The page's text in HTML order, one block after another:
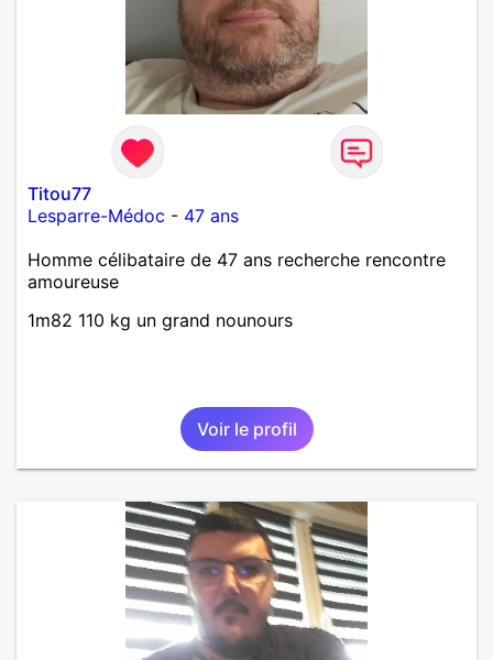
Titou77
Lesparre-Médoc - 47 ans
Homme célibataire de 47 ans recherche rencontre
amoureuse
1m82 110 kg un grand nounours
Voir le profil